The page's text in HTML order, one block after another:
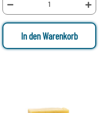
In den Warenkorb